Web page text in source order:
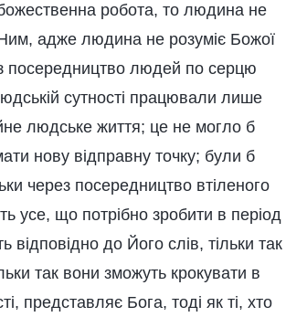
божественна робота, то людина не
адже людина не розуміє Божої
посередництво людей по серцю
сутності працювали лише
людське життя; це не могло б
нову відправну точку; були б
через посередництво втіленого
усе, що потрібно зробити в період
до Його слів, тільки так
так вони зможуть крокувати в
представляє Бога, тоді як ті, хто